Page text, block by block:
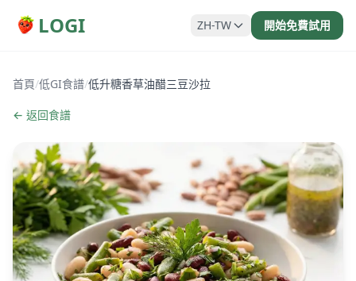
LOGI ZH-TW 開始免費試用
首頁/低GI食譜/低升糖香草油醋三豆沙拉
← 返回食譜